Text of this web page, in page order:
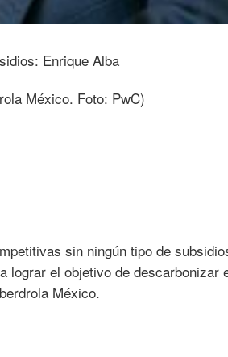
México. Foto: PwC)
sin ningún tipo de
lograr el objetivo de descarbonizar
México.